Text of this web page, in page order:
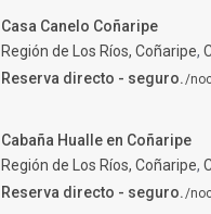
Casa Canelo Coñaripe
Región de Los Ríos, Coñaripe,
Reserva directo - seguro./
Cabaña Hualle en Coñaripe
Región de Los Ríos, Coñaripe,
Reserva directo - seguro./